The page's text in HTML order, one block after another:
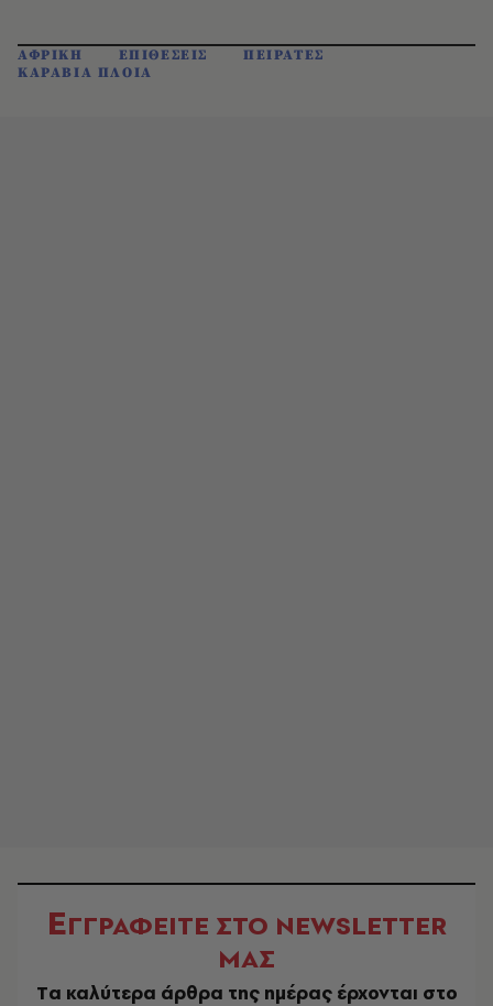
ΑΦΡΙΚΗ ΕΠΙΘΕΣΕΙΣ
ΠΕΙΡΑΤΕΣ
ΚΑΡΑΒΙΑ ΠΛΟΙΑ
ΕΓΓΡΑΦΕΙΤΕ ΣΤΟ NEWSLETTER
ΜΑΣ
Tα καλύτερα άρθρα της ημέρας έρχονται στο